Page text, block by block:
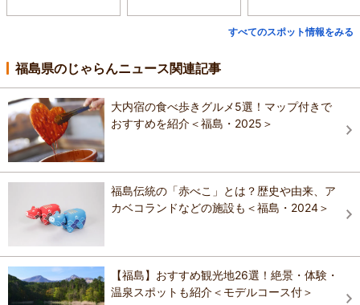
すべてのスポット情報をみる
福島県のじゃらんニュース関連記事
大内宿の食べ歩きグルメ5選！マップ付きで
おすすめを紹介＜福島・2025＞
福島伝統の「赤べこ」とは？歴史や由来、ア
カベコランドなどの施設も＜福島・2024＞
【福島】おすすめ観光地26選！絶景・体験・
温泉スポットも紹介＜モデルコース付＞